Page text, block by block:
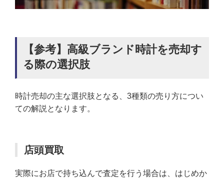
【参考】高級ブランド時計を売却す
る際の選択肢
時計売却の主な選択肢となる、3種類の売り方につい
ての解説となります。
店頭買取
実際にお店で持ち込んで査定を行う場合は、はじめか